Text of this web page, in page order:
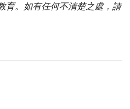
育。如有任何不清楚之處，請